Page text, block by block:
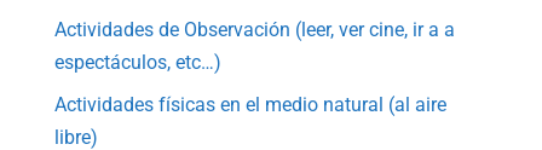
Actividades de Observación (leer, ver cine, ir a a
espectáculos, etc…)
Actividades físicas en el medio natural (al aire
libre)